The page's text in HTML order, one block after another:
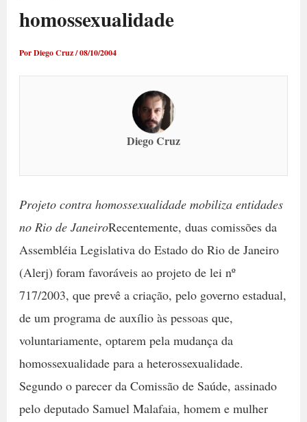
homossexualidade
PorDiego Cruz/08/10/2004
Diego Cruz
Projeto contra homossexualidade mobiliza entidades
no Rio de JaneiroRecentemente, duas comissões da
Assembléia Legislativa do Estado do Rio de Janeiro
(Alerj) foram favoráveis ao projeto de lei nº
717/2003, que prevê a criação, pelo governo estadual,
de um programa de auxílio às pessoas que,
voluntariamente, optarem pela mudança da
homossexualidade para a heterossexualidade.
Segundo o parecer da Comissão de Saúde, assinado
pelo deputado Samuel Malafaia, homem e mulher